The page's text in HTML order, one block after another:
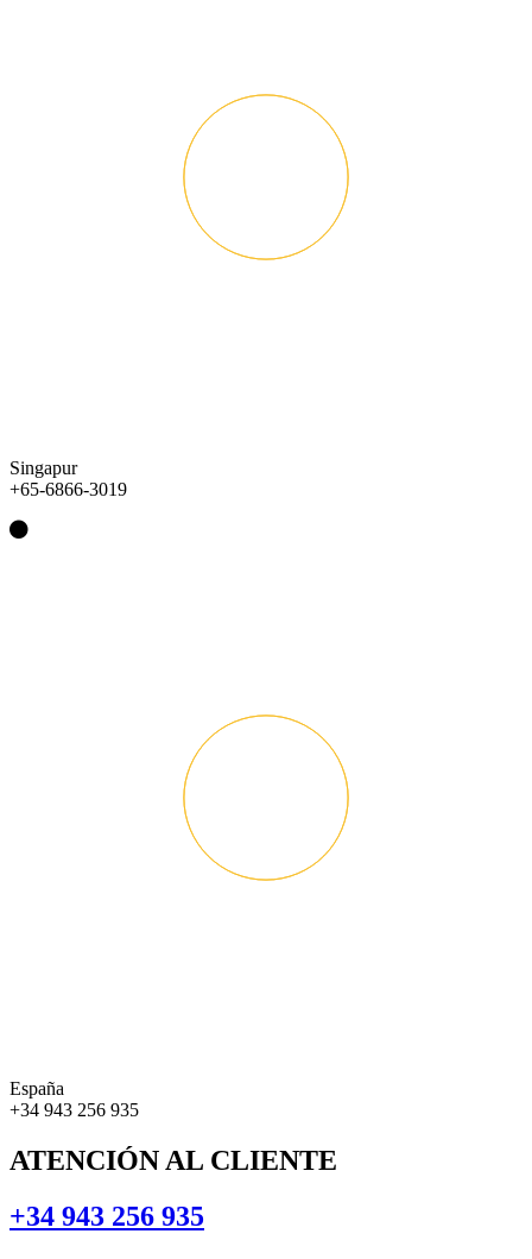
Singapur
+65-6866-3019
España
+34 943 256 935
ATENCIÓN AL CLIENTE
+34 943 256 935